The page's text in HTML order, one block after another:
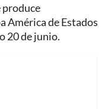
produce
América de Estados
20 de junio.